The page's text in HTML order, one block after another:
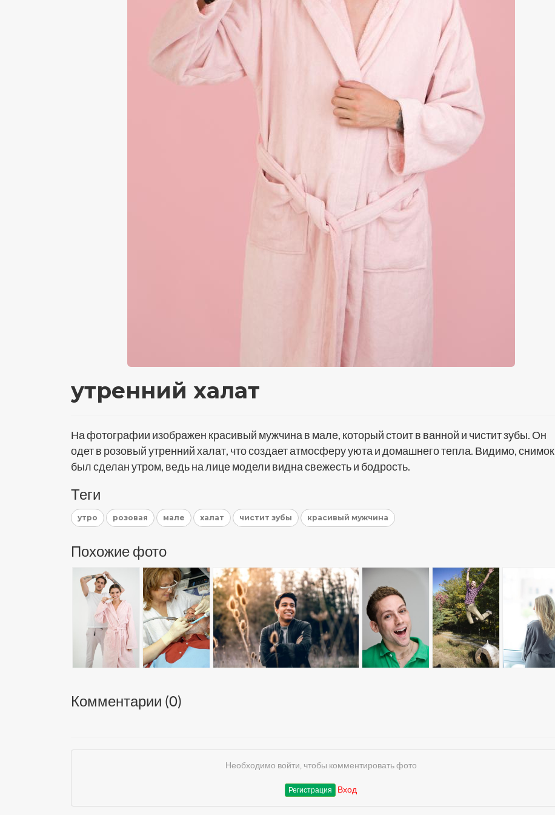
утренний халат
На фотографии изображен красивый мужчина в мале, который стоит в ванной и чистит зубы. Он
одет в розовый утренний халат, что создает атмосферу уюта и домашнего тепла. Видимо, снимок
был сделан утром, ведь на лице модели видна свежесть и бодрость.
Теги
утро розовая мале халат чистит зубы красивый мужчина
Похожие фото
Комментарии (0)
Необходимо войти, чтобы комментировать фото
Регистрация Вход